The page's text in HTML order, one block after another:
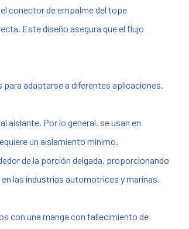
conector de empalme del tope
Este diseño asegura que el flujo
adaptarse a diferentes aplicaciones.
Por lo general, se usan en
un aislamiento mínimo.
de la porción delgada, proporcionando
las industrias automotrices y marinas,
con una manga con fallecimiento de